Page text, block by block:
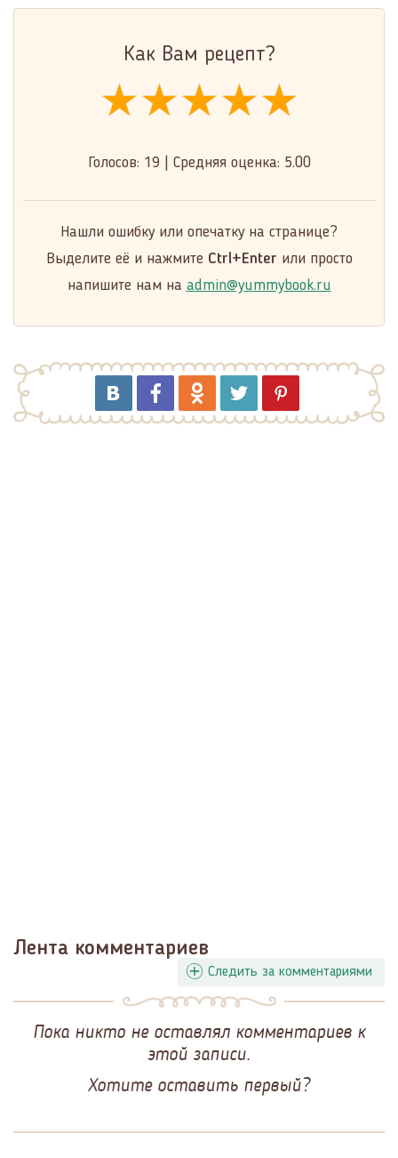
Как Вам рецепт?
★★★★★
★★★★★
★★★★★
Голосов: 19 Средняя оценка: 5.00
Нашли ошибку или опечатку на странице?
Выделите её и нажмите Ctrl+Enter или просто
напишите нам на admin@yummybook.ru
Лента комментариев
Следить за комментариями
Пока никто не оставлял комментариев к
этой записи.
Хотите оставить первый?